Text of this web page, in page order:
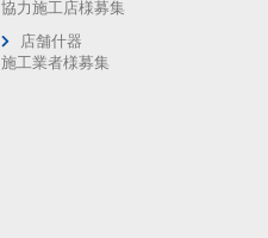
協力施工店様募集
店舗什器
施工業者様募集